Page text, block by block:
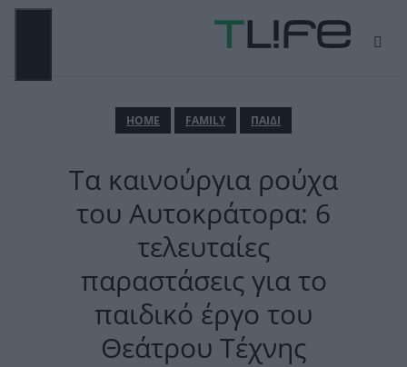
Μετάβαση
ΗΟΜΕ FAMILY ΠΑΙΔΙ
Τα καινούργια ρούχα
του Αυτοκράτορα: 6
τελευταίες
παραστάσεις για το
παιδικό έργο του
Θεάτρου Τέχνης